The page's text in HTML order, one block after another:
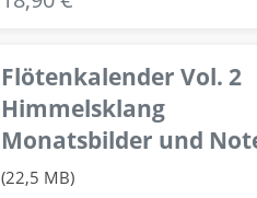
Flötenkalender Vol. 2
Himmelsklang
Monatsbilder und
(22,5 MB)